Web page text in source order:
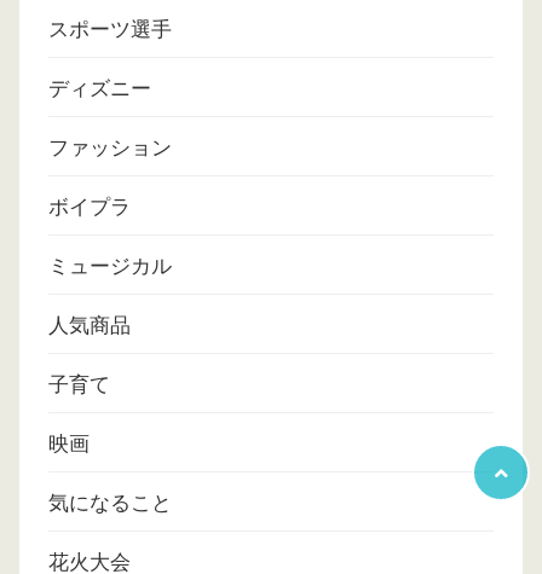
スポーツ選手
ディズニー
ファッション
ボイプラ
ミュージカル
人気商品
子育て
映画
気になること
花火大会